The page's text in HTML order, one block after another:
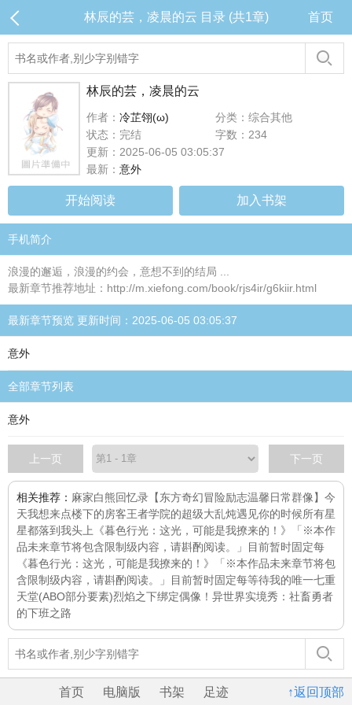
林辰的芸，凌晨的云 目录 (共1章) 首页
林辰的芸，凌晨的云
作者： 冷芷翎(ω)
分类：综合其他
状态：完结
字数：234
更新：2025-06-05 03:05:37
最新： 意外
开始阅读 加入书架
手机简介
浪漫的邂逅，浪漫的约会，意想不到的结局 ...
最新章节推荐地址：http://m.xiefong.com/book/rjs4ir/g6kiir.html
最新章节预览 更新时间：2025-06-05 03:05:37
意外
全部章节列表
意外
上一页 下一页
相关推荐： 麻家白熊回忆录【东方奇幻冒险励志温馨日常群像】 今
天我想来点楼下的房客王者学院的超级大乱炖遇见你的时候所有星
星都落到我头上
《暮色行光：这光，可能是我撩来的！》「※本作
品未来章节将包含限制级内容，请斟酌阅读。」目前暂时固定每
《暮色行光：这光，可能是我撩来的！》「※本作品未来章节将包
含限制级内容，请斟酌阅读。」目前暂时固定每等待我的唯一七重
天堂(ABO部分要素)烈焰之下绑定偶像！ 异世界实境秀：社畜勇者
的下班之路
↑返回顶部
首页 电脑版 书架 足迹